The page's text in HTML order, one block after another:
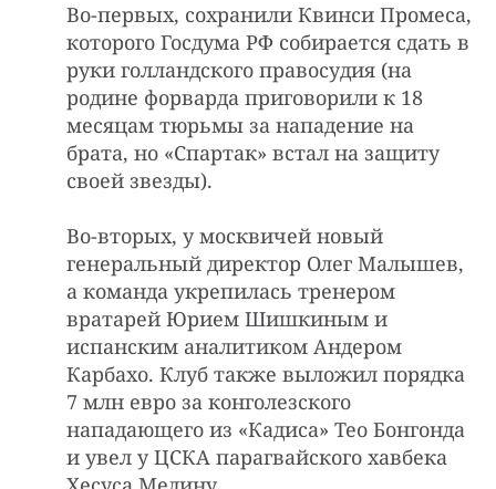
Во-первых, сохранили Квинси Промеса,
которого Госдума РФ собирается сдать в
руки голландского правосудия (на
родине форварда приговорили к 18
месяцам тюрьмы за нападение на
брата, но «Спартак» встал на защиту
своей звезды).
Во-вторых, у москвичей новый
генеральный директор Олег Малышев,
а команда укрепилась тренером
вратарей Юрием Шишкиным и
испанским аналитиком Андером
Карбахо. Клуб также выложил порядка
7 млн евро за конголезского
нападающего из «Кадиса» Тео Бонгонда
и увел у ЦСКА парагвайского хавбека